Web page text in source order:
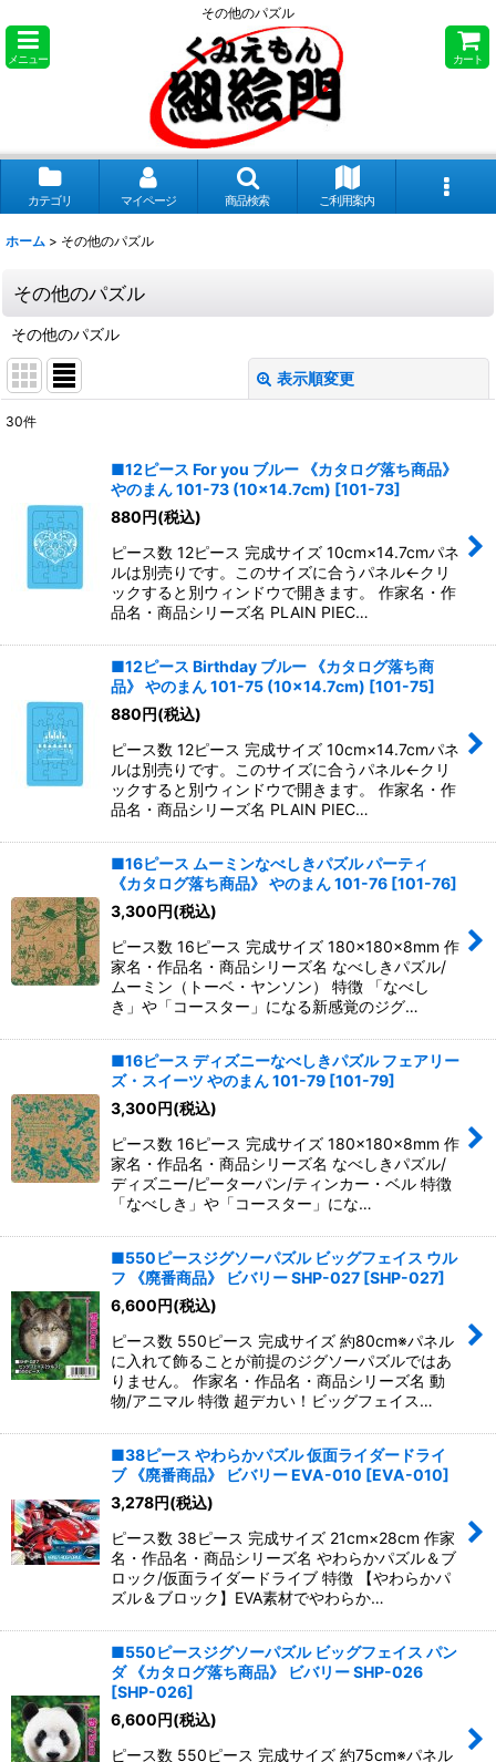
その他のパズル
メニュー カート
カテゴリ マイページ 商品検索 ご利用案内
ホーム > その他のパズル
その他のパズル
その他のパズル
表示順変更
並び順:
絞り込む
30件
■12ピース For you ブルー 《カタログ落ち商品》
やのまん 101-73 (10×14.7cm) [101-73]
880円(税込)
ピース数 12ピース 完成サイズ 10cm×14.7cmパネ
ルは別売りです。このサイズに合うパネル←クリ
ックすると別ウィンドウで開きます。 作家名・作
品名・商品シリーズ名 PLAIN PIEC…
■12ピース Birthday ブルー 《カタログ落ち商
品》 やのまん 101-75 (10×14.7cm) [101-75]
880円(税込)
ピース数 12ピース 完成サイズ 10cm×14.7cmパネ
ルは別売りです。このサイズに合うパネル←クリ
ックすると別ウィンドウで開きます。 作家名・作
品名・商品シリーズ名 PLAIN PIEC…
■16ピース ムーミンなべしきパズル パーティ
《カタログ落ち商品》 やのまん 101-76 [101-76]
3,300円(税込)
ピース数 16ピース 完成サイズ 180×180×8mm 作
家名・作品名・商品シリーズ名 なべしきパズル/
ムーミン（トーベ・ヤンソン） 特徴 「なべし
き」や「コースター」になる新感覚のジグ…
■16ピース ディズニーなべしきパズル フェアリー
ズ・スイーツ やのまん 101-79 [101-79]
3,300円(税込)
ピース数 16ピース 完成サイズ 180×180×8mm 作
家名・作品名・商品シリーズ名 なべしきパズル/
ディズニー/ピーターパン/ティンカー・ベル 特徴
「なべしき」や「コースター」にな…
■550ピースジグソーパズル ビッグフェイス ウル
フ 《廃番商品》 ビバリー SHP-027 [SHP-027]
6,600円(税込)
ピース数 550ピース 完成サイズ 約80cm※パネル
に入れて飾ることが前提のジグソーパズルではあ
りません。 作家名・作品名・商品シリーズ名 動
物/アニマル 特徴 超デカい！ビッグフェイス…
■38ピース やわらかパズル 仮面ライダードライ
ブ 《廃番商品》 ビバリー EVA-010 [EVA-010]
3,278円(税込)
ピース数 38ピース 完成サイズ 21cm×28cm 作家
名・作品名・商品シリーズ名 やわらかパズル＆ブ
ロック/仮面ライダードライブ 特徴 【やわらかパ
ズル＆ブロック】EVA素材でやわらか…
■550ピースジグソーパズル ビッグフェイス パン
ダ 《カタログ落ち商品》 ビバリー SHP-026
[SHP-026]
6,600円(税込)
ピース数 550ピース 完成サイズ 約75cm※パネル